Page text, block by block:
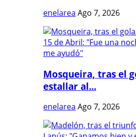
enelarea Ago 7, 2026
Mosqueira, tras el
estallar al...
enelarea Ago 7, 2026